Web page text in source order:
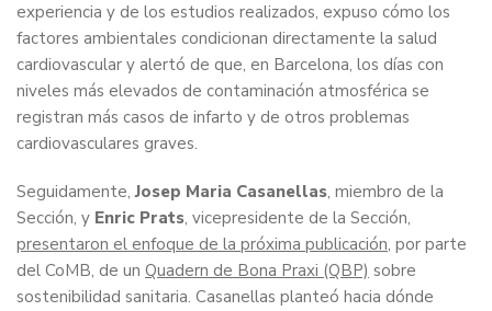
experiencia y de los estudios realizados, expuso cómo los
factores ambientales condicionan directamente la salud
cardiovascular y alertó de que, en Barcelona, los días con
niveles más elevados de contaminación atmosférica se
registran más casos de infarto y de otros problemas
cardiovasculares graves.
Seguidamente,Josep Maria Casanellas, miembro de la
Sección, y Enric Prats, vicepresidente de la Sección,
presentaron el enfoque de la próxima publicación, por parte
del CoMB, de un Quadern de Bona Praxi (QBP) sobre
sostenibilidad sanitaria. Casanellas planteó hacia dónde